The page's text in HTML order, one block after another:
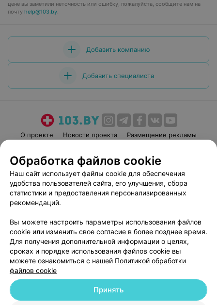
цене вы заметили неточность или ошибку, пожалуйста, сообщите нам на
почту help@103.by.
Добавить компанию
Добавить специалиста
О проекте Новости проекта
Размещение рекламы
Пользовательское соглашение
Способы оплаты
Вакансии
Партнеры
Написать руководителю 103.by
Обработка персональных данных
© 2026 ООО «Артокс Лаб», УНП 191700409
| 220012, Республика Беларусь,
Обработка файлов cookie
Наш сайт использует файлы cookie для обеспечения
удобства пользователей сайта, его улучшения, сбора
статистики и предоставления персонализированных
рекомендаций.
Вы можете настроить параметры использования файлов
cookie или изменить свое согласие в более позднее время.
Для получения дополнительной информации о целях,
сроках и порядке использования файлов cookie вы
можете ознакомиться с нашей Политикой обработки
файлов cookie
Принять